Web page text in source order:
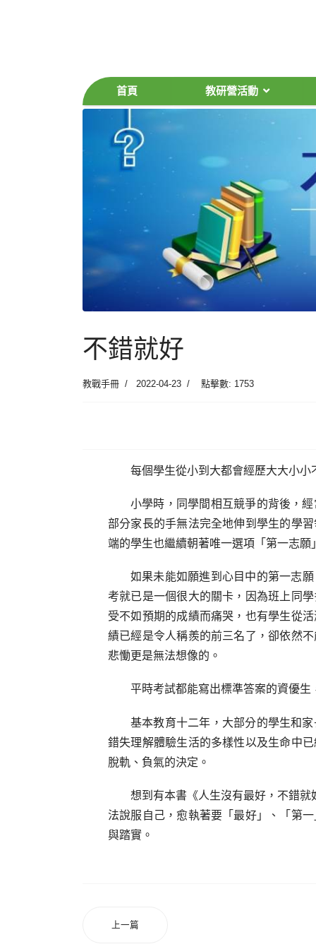
首頁 教研營活動
不錯就好
教戰手冊 2022-04-23 點擊數: 1753
每個學生從小到大都會經歷大大小
小學時，同學間相互競爭的背後，
部分家長的手無法完全地伸到學生的學
端的學生也繼續朝著唯一選項「第一志願
如果未能如願進到心目中的第一志
考就已是一個很大的關卡，因為班上同
受不如預期的成績而痛哭，也有學生從
績已經是令人稱羨的前三名了，卻依然
悲慟更是無法想像的。
平時考試都能寫出標準答案的資優
基本教育十二年，大部分的學生和
錯失理解體驗生活的多樣性以及生命中
脫軌、負氣的決定。
想到有本書《人生沒有最好，不錯
法說服自己，愈執著要「最好」、「第
與踏實。
上一篇